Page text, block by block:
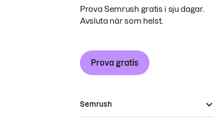
Prova Semrush gratis i sju dagar.
Avsluta när som helst.
Prova gratis
Semrush